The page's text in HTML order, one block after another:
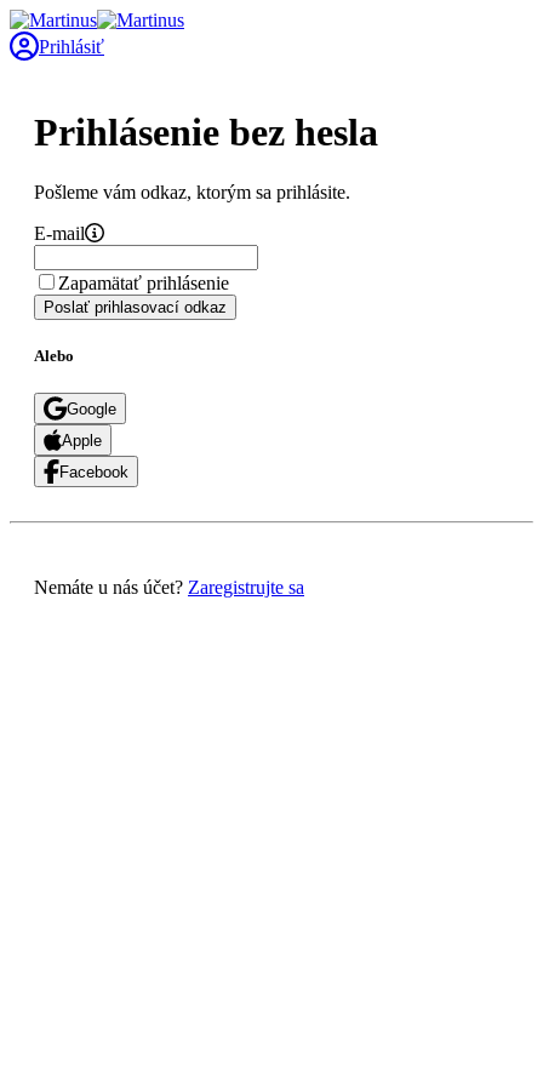
Prihlásiť
Prihlásenie bez hesla
Pošleme vám odkaz, ktorým sa prihlásite.
E-mail
Zapamätať prihlásenie
Poslať prihlasovací odkaz
Alebo
Google
Apple
Facebook
Nemáte u nás účet? Zaregistrujte sa